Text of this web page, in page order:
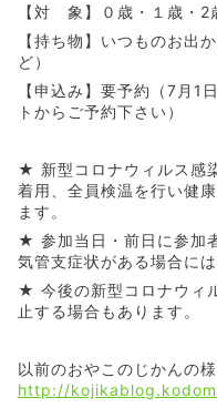
【対 象】０歳・１歳・
【持ち物】いつものお出
ど）
【申込み】要予約（7月1
トからご予約下さい）
★ 新型コロナウィルス感
着用、全員検温を行い健
ます。
★ 参加当日・前日に参加
気管支症状がある場合に
★ 今後の新型コロナウィ
止する場合もあります。
以前のおやこのじかんの
http://